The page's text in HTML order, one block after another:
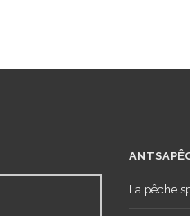
La pêche